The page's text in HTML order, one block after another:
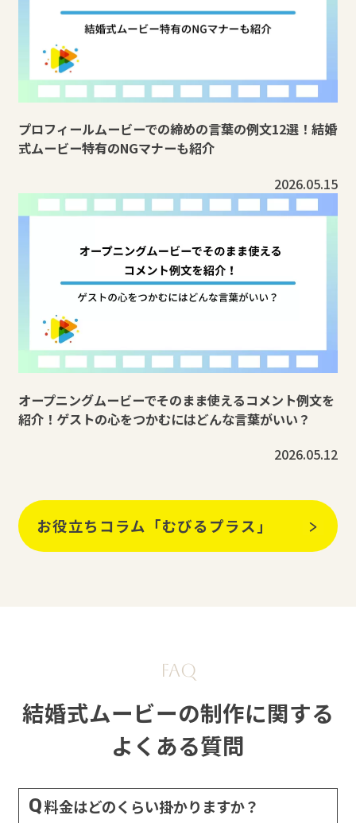
プロフィールムービーでの締めの言葉の例文12選！結婚
式ムービー特有のNGマナーも紹介
2026.05.15
オープニングムービーでそのまま使えるコメント例文を
紹介！ゲストの心をつかむにはどんな言葉がいい？
2026.05.12
お役立ちコラム「むびるプラス」
結婚式ムービーの制作に関する
よくある質問
料金はどのくらい掛かりますか？